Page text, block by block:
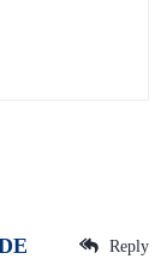
Reply